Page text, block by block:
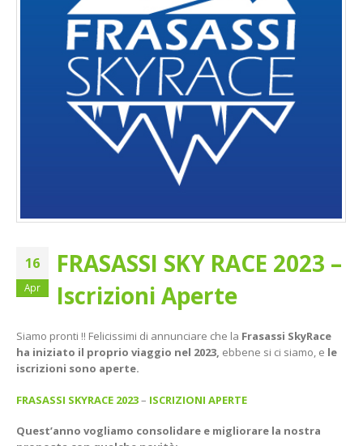
16
Apr
FRASASSI SKY RACE 2023 –
Iscrizioni Aperte
Siamo pronti !! Felicissimi di annunciare che la Frasassi SkyRace
ha iniziato il proprio viaggio nel 2023, ebbene si ci siamo, e le
iscrizioni sono aperte.
FRASASSI SKYRACE 2023– ISCRIZIONI APERTE
Quest’anno vogliamo consolidare e migliorare la nostra